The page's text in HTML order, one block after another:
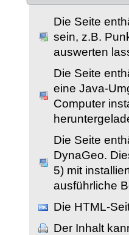
Die Seite
sein, z.B.
auswerten
Die Seite
eine Java-
Computer
Die Seite
DynaGeo.
5) mit
ausführliche
Die HTML-
Der Inhalt